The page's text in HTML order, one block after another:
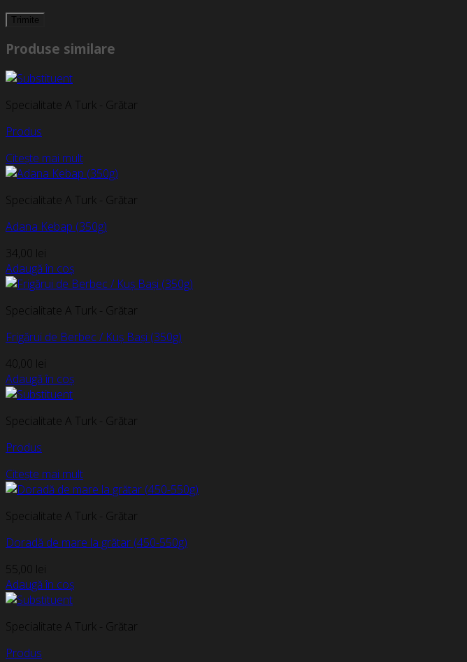
Produse similare
Specialitate A Turk - Grătar
Produs
Citește mai mult
Specialitate A Turk - Grătar
Adana Kebap (350g)
34,00 lei
Adaugă în coș
Specialitate A Turk - Grătar
Frigărui de Berbec / Kuș Bași (350g)
40,00 lei
Adaugă în coș
Specialitate A Turk - Grătar
Produs
Citește mai mult
Specialitate A Turk - Grătar
Doradă de mare la grătar (450-550g)
55,00 lei
Adaugă în coș
Specialitate A Turk - Grătar
Produs